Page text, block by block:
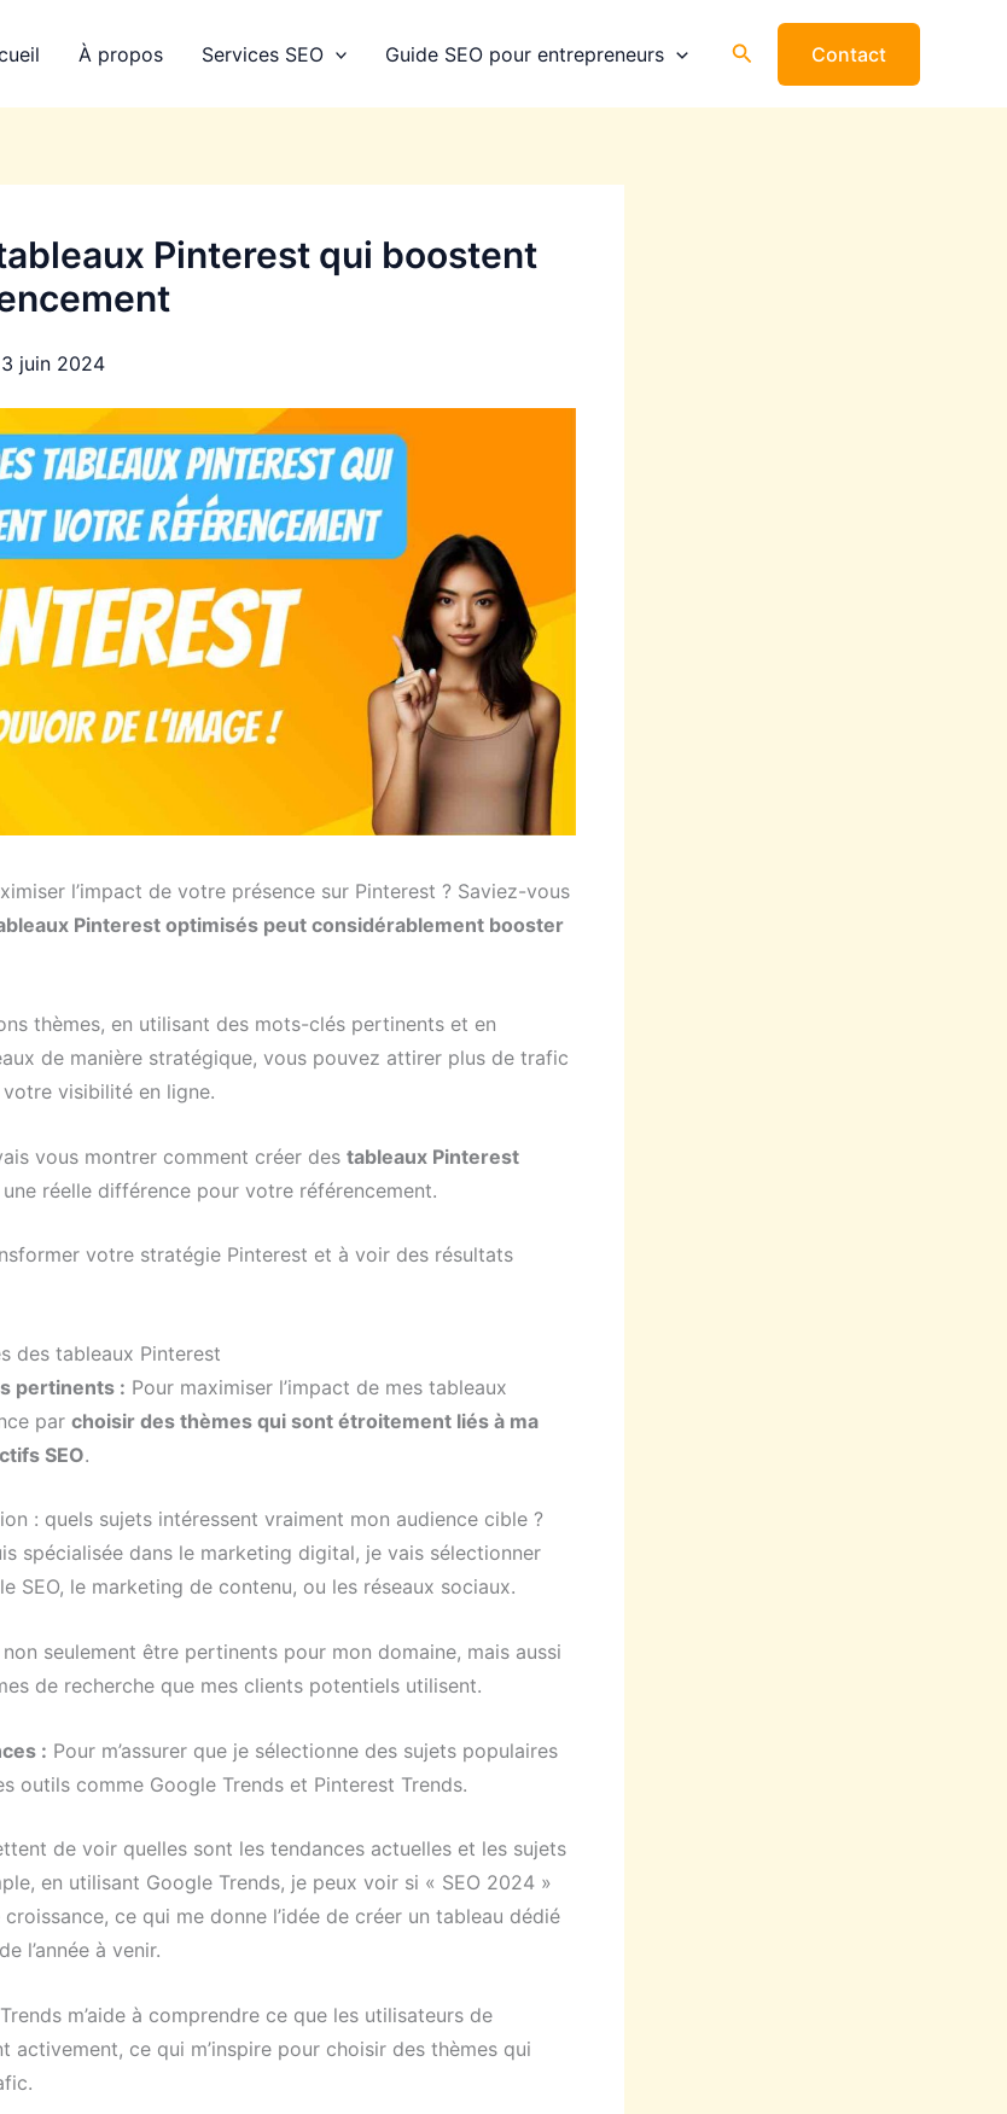
À propos Services SEO Guide SEO pour entrepreneurs RechercherContact
Pinterest qui boostent
3 juin 2024
l’impact de votre présence sur Pinterest ? Saviez-vous
Pinterest optimisés peut considérablement booster
thèmes, en utilisant des mots-clés pertinents et en
de manière stratégique, vous pouvez attirer plus de trafic
visibilité en ligne.
vous montrer comment créer des tableaux Pinterest
réelle différence pour votre référencement.
votre stratégie Pinterest et à voir des résultats
des tableaux Pinterest
pertinents : Pour maximiser l’impact de mes tableaux
par choisir des thèmes qui sont étroitement liés à ma
SEO.
: quels sujets intéressent vraiment mon audience cible ?
spécialisée dans le marketing digital, je vais sélectionner
SEO, le marketing de contenu, ou les réseaux sociaux.
seulement être pertinents pour mon domaine, mais aussi
de recherche que mes clients potentiels utilisent.
: Pour m’assurer que je sélectionne des sujets populaires
outils comme Google Trends et Pinterest Trends.
de voir quelles sont les tendances actuelles et les sujets
en utilisant Google Trends, je peux voir si « SEO 2024 »
ce qui me donne l’idée de créer un tableau dédié
l’année à venir.
m’aide à comprendre ce que les utilisateurs de
activement, ce qui m’inspire pour choisir des thèmes qui